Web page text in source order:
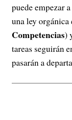
puede empezar
una ley orgánica
Competencias)
tareas seguirán
pasarán a